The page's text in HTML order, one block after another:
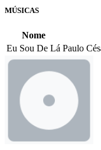
MÚSICAS
Nome
Eu Sou De Lá Paulo